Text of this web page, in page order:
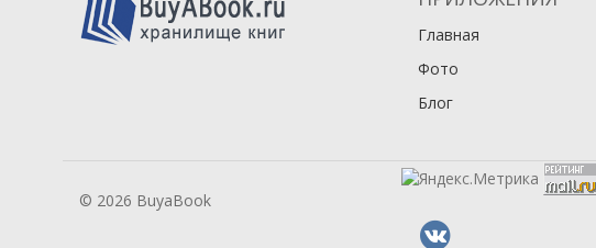
Главная
Фото
Блог
© 2026 BuyaBook